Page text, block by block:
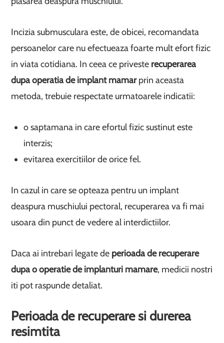
Incizia submusculara este, de obicei, recomandata
persoanelor care nu efectueaza foarte mult efort fizic
in viata cotidiana. In ceea ce priveste recuperarea
dupa operatia de implant mamarprin aceasta
metoda, trebuie respectate urmatoarele indicatii:
o saptamana in care efortul fizic sustinut este
interzis;
evitarea exercitiilor de orice fel.
In cazul in care se opteaza pentru un implant
deaspura muschiului pectoral, recuperarea va fi mai
usoara din punct de vedere al interdictiilor.
Daca ai intrebari legate de perioada de recuperare
dupa o operatie de implanturi mamare, medicii nostri
iti pot raspunde detaliat.
Perioada de recuperare si durerea
resimtita